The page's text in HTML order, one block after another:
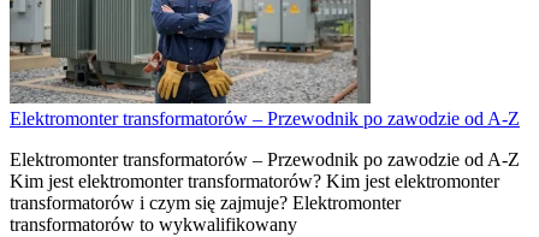
Elektromonter transformatorów – Przewodnik po zawodzie od A-Z
Elektromonter transformatorów – Przewodnik po zawodzie od A-Z
Kim jest elektromonter transformatorów? Kim jest elektromonter
transformatorów i czym się zajmuje? Elektromonter
transformatorów to wykwalifikowany